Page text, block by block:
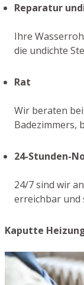
Reparatur
Ihre
die undichte
Rat
Wir beraten
Badezimmers,
24-Stunden-
24/7 sind wir
erreichbar und
Kaputte